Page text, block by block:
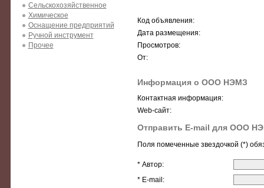
Сельскохозяйственное
Химическое
Оснащение предприятий
Ручной инструмент
Прочее
Код объявления:
Дата размещения:
Просмотров:
От:
Информация о ООО НЭМЗ
Контактная информация:
Web-сайт:
Отправить E-mail для ООО
Поля помеченные звездочкой (*)
* Автор:
* E-mail: